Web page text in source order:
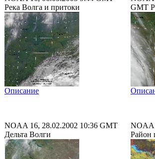
Река Волга и притоки
Описание
GMT
NOAA 16, 28.02.2002 10:36 GMT
Дельта Волги
NOAA
Район